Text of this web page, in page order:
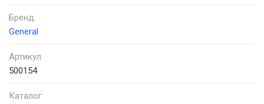
Бренд
General
Артикул
500154
Каталог